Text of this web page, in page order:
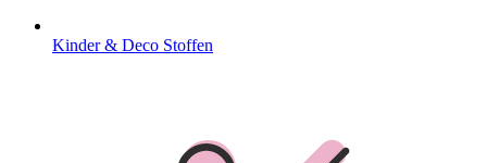
Kinder & Deco Stoffen